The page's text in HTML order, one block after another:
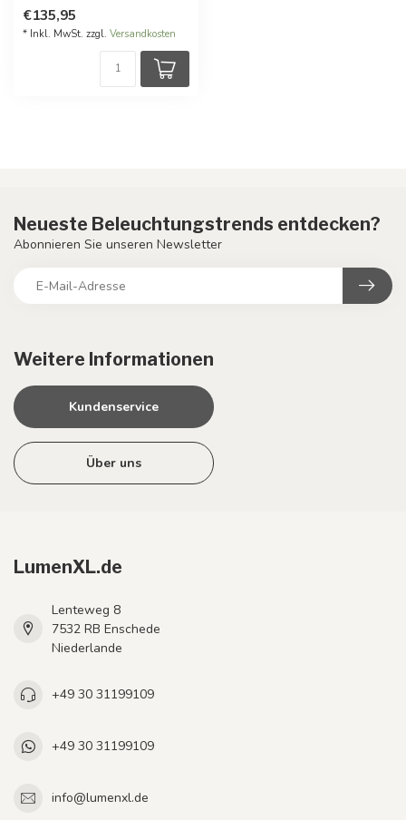
€135,95
* Inkl. MwSt. zzgl. Versandkosten
Weitere Informationen
Kundenservice
Über uns
Neueste Beleuchtungstrends entdecken?
Abonnieren Sie unseren Newsletter
LumenXL.de
Lenteweg 8
7532 RB Enschede
Niederlande
+49 30 31199109
+49 30 31199109
info@lumenxl.de